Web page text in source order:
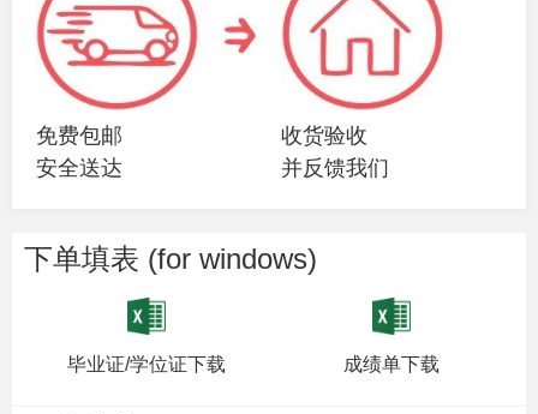
免费包邮
安全送达
收货验收
并反馈我们
下单填表 (for windows)
毕业证/学位证下载 成绩单下载